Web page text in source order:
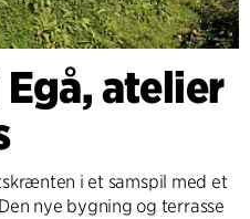
atelier
i et samspil med et
nye bygning og terrasse